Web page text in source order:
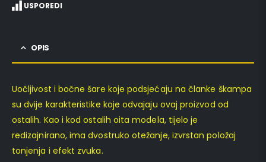
USPOREDI
OPIS
Uočljivost i bočne šare koje podsjećaju na članke škampa
su dvije karakteristike koje odvajaju ovaj proizvod od
ostalih. Kao i kod ostalih oita modela, tijelo je
redizajnirano, ima dvostruko otežanje, izvrstan položaj
tonjenja i efekt zvuka.